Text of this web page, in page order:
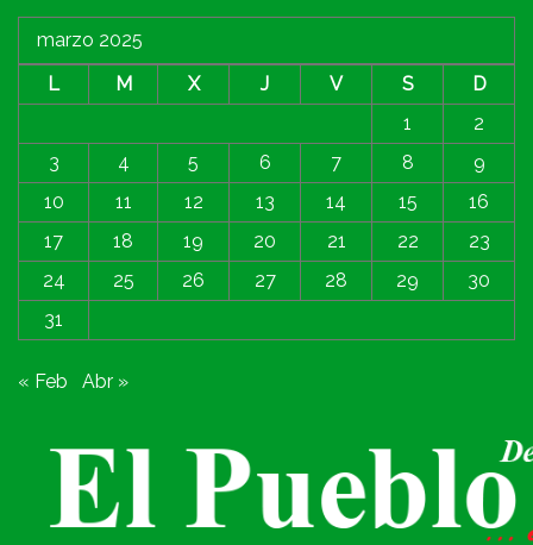
marzo 2025
L
M X J V S
D
1
2
3
4 5 6 7 8
9
10
11 12 13 14 15
16
17
18 19 20 21 22
23
24
25 26 27 28 29
30
31
« Feb Abr »